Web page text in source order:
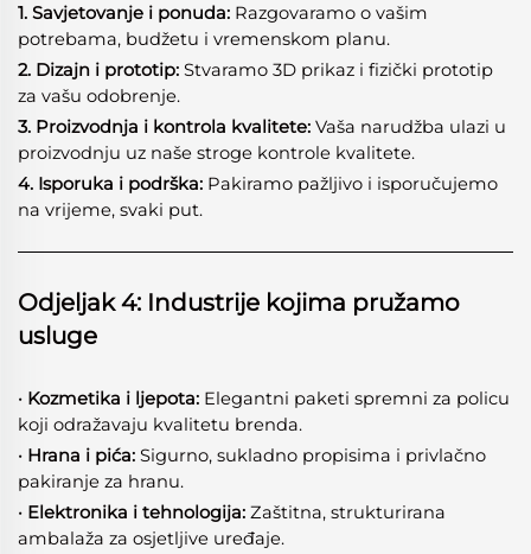
1. Savjetovanje i ponuda: Razgovaramo o vašim
potrebama, budžetu i vremenskom planu.
2. Dizajn i prototip: Stvaramo 3D prikaz i fizički prototip
za vašu odobrenje.
3. Proizvodnja i kontrola kvalitete: Vaša narudžba ulazi u
proizvodnju uz naše stroge kontrole kvalitete.
4. Isporuka i podrška: Pakiramo pažljivo i isporučujemo
na vrijeme, svaki put.
Odjeljak 4: Industrije kojima pružamo
usluge
· Kozmetika i ljepota: Elegantni paketi spremni za policu
koji odražavaju kvalitetu brenda.
· Hrana i pića: Sigurno, sukladno propisima i privlačno
pakiranje za hranu.
· Elektronika i tehnologija: Zaštitna, strukturirana
ambalaža za osjetljive uređaje.